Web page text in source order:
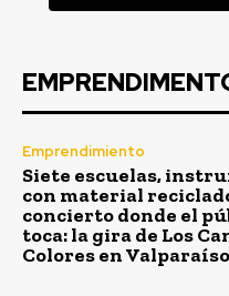
Emprendimiento
Siete escuelas,
con material
concierto donde el
toca: la gira de Los
Colores en Valparaíso